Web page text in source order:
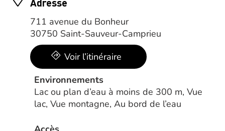
711 avenue du Bonheur
30750 Saint-Sauveur-Camprieu
Voir l’itinéraire
Environnements
Lac ou plan d’eau à moins de 300 m, Vue
lac, Vue montagne, Au bord de l’eau